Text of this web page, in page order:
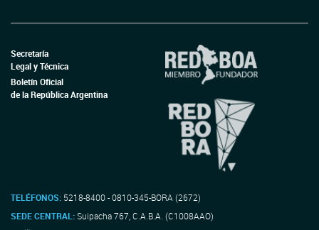
Secretaría
Legal y Técnica
Boletín Oficial
de la República Argentina
TELÉFONOS: 5218-8400 - 0810-345-BORA (2672)
SEDE CENTRAL:Suipacha 767, C.A.B.A. (C1008AAO)